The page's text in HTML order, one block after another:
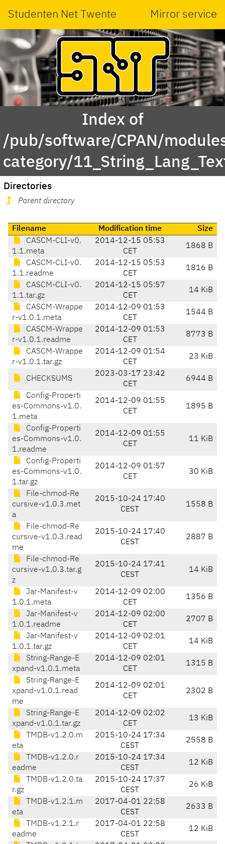
Studenten Net Twente Mirror service
Index of
/pub/software/CPAN/
category/
Directories
Parent directory
Filename Modification time
Size
CASCM-CLI-v0.
1.1.meta
2014-12-15 05:53
CET
1868 B
CASCM-CLI-v0.
1.1.readme
2014-12-15 05:53
CET
1816 B
CASCM-CLI-v0.
1.1.tar.gz
2014-12-15 05:57
CET
14 KiB
CASCM-Wrappe
r-v1.0.1.meta
2014-12-09 01:53
CET
1544 B
CASCM-Wrappe
r-v1.0.1.readme
2014-12-09 01:53
CET
8773 B
CASCM-Wrappe
r-v1.0.1.tar.gz
2014-12-09 01:54
CET
23 KiB
CHECKSUMS
2023-03-17 23:42
CET
6944 B
Config-Properti
es-Commons-v1.0.
1.meta
2014-12-09 01:55
CET
1895 B
Config-Properti
es-Commons-v1.0.
1.readme
2014-12-09 01:55
CET
11 KiB
Config-Properti
es-Commons-v1.0.
1.tar.gz
2014-12-09 01:57
CET
30 KiB
File-chmod-Re
cursive-v1.0.3.met
a
2015-10-24 17:40
CEST
1558 B
File-chmod-Re
cursive-v1.0.3.read
me
2015-10-24 17:40
CEST
2887 B
File-chmod-Re
cursive-v1.0.3.tar.g
z
2015-10-24 17:41
CEST
14 KiB
Jar-Manifest-v
1.0.1.meta
2014-12-09 02:00
CET
1356 B
Jar-Manifest-v
1.0.1.readme
2014-12-09 02:00
CET
2707 B
Jar-Manifest-v
1.0.1.tar.gz
2014-12-09 02:01
CET
14 KiB
String-Range-E
xpand-v1.0.1.meta
2014-12-09 02:01
CET
1315 B
String-Range-E
xpand-v1.0.1.read
me
2014-12-09 02:01
CET
2302 B
String-Range-E
xpand-v1.0.1.tar.gz
2014-12-09 02:02
CET
13 KiB
TMDB-v1.2.0.m
eta
2015-10-24 17:34
CEST
2558 B
TMDB-v1.2.0.r
eadme
2015-10-24 17:34
CEST
12 KiB
TMDB-v1.2.0.ta
r.gz
2015-10-24 17:37
CEST
26 KiB
TMDB-v1.2.1.m
eta
2017-04-01 22:58
CEST
2633 B
TMDB-v1.2.1.r
eadme
2017-04-01 22:58
CEST
12 KiB